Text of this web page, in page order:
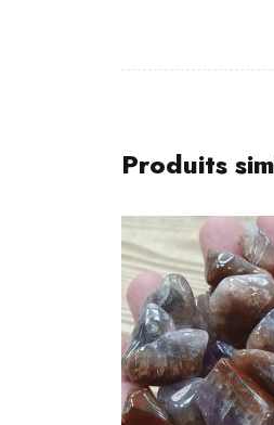
Produits